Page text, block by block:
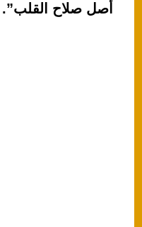
أصل صلاح القلب”.